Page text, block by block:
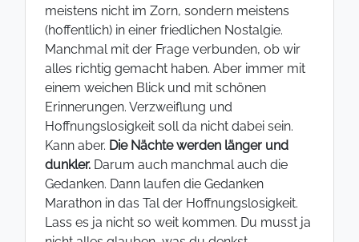
meistens nicht im Zorn, sondern meistens
(hoffentlich) in einer friedlichen Nostalgie.
Manchmal mit der Frage verbunden, ob wir
alles richtig gemacht haben. Aber immer mit
einem weichen Blick und mit schönen
Erinnerungen. Verzweiflung und
Hoffnungslosigkeit soll da nicht dabei sein.
Kann aber. Die Nächte werden länger und
dunkler. Darum auch manchmal auch die
Gedanken. Dann laufen die Gedanken
Marathon in das Tal der Hoffnungslosigkeit.
Lass es ja nicht so weit kommen. Du musst ja